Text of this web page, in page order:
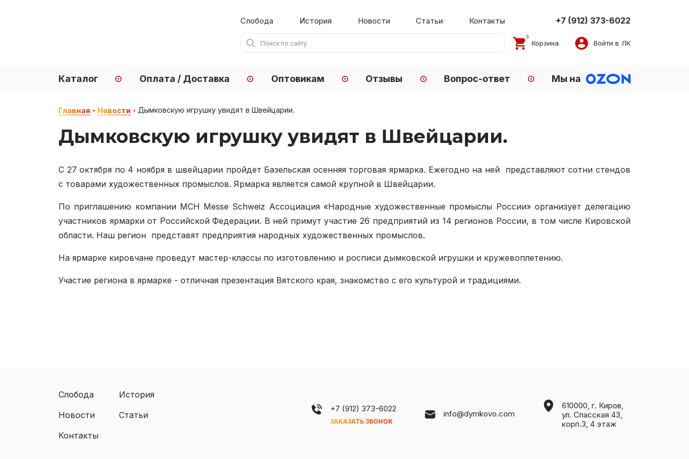
Слобода История Новости Статьи Контакты +7 (912) 373-6022
Корзина
0
Войти в ЛК
Каталог Оплата / Доставка Оптовикам Отзывы Вопрос-ответ Мы на
Главная Новости Дымковскую игрушку увидят в Швейцарии.
Дымковскую игрушку увидят в Швейцарии.
С 27 октября по 4 ноября в швейцарии пройдет Базельская осенняя торговая ярмарка. Ежегодно на ней представляют сотни стендов
с товарами художественных промыслов. Ярмарка является самой крупной в Швейцарии.
По приглашению компании MCH Messe Schweiz Ассоциация «Народные художественные промыслы России» организует делегацию
участников ярмарки от Российской Федерации. В ней примут участие 26 предприятий из 14 регионов России, в том числе Кировской
области. Наш регион представят предприятия народных художественных промыслов.
На ярмарке кировчане проведут мастер-классы по изготовлению и росписи дымковской игрушки и кружевоплетению.
Участие региона в ярмарке - отличная презентация Вятского края, знакомство с его культурой и традициями.
Слобода
История
Новости
Статьи
Контакты
+7 (912) 373-6022
ЗАКАЗАТЬ ЗВОНОК
info@dymkovo.com
610000, г. Киров,
ул. Спасская 43,
корп.3, 4 этаж